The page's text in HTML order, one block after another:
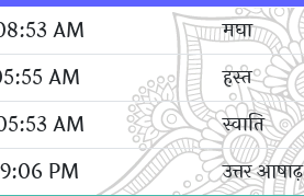
AM
मघा
AM
हस्त
AM
स्वाति
PM उत्तर आषाढ़